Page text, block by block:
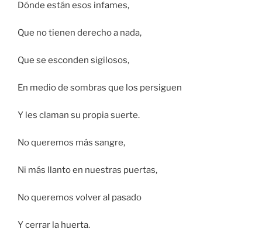
Dónde están esos infames,
Que no tienen derecho a nada,
Que se esconden sigilosos,
En medio de sombras que los persiguen
Y les claman su propia suerte.
No queremos más sangre,
Ni más llanto en nuestras puertas,
No queremos volver al pasado
Y cerrar la huerta.